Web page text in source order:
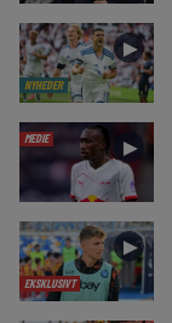
NYHEDER
►
MEDIE ►
EKSKLUSIVT
►